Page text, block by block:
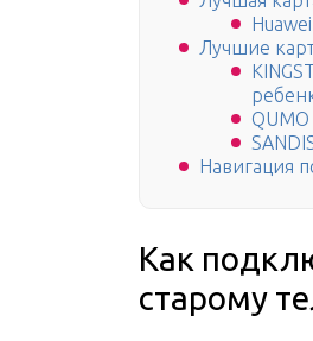
Лучшие
Навигация
Как
старому